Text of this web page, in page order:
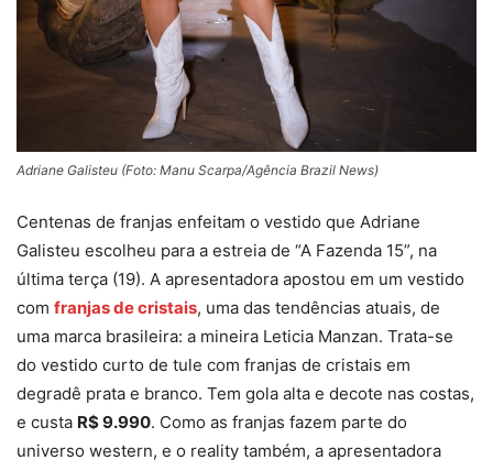
Adriane Galisteu (Foto: Manu Scarpa/Agência Brazil News)
Centenas de franjas enfeitam o vestido que Adriane
Galisteu escolheu para a estreia de “A Fazenda 15”, na
última terça (19). A apresentadora apostou em um vestido
com franjas de cristais, uma das tendências atuais, de
uma marca brasileira: a mineira Leticia Manzan. Trata-se
do vestido curto de tule com franjas de cristais em
degradê prata e branco. Tem gola alta e decote nas costas,
e custa R$ 9.990. Como as franjas fazem parte do
universo western, e o reality também, a apresentadora